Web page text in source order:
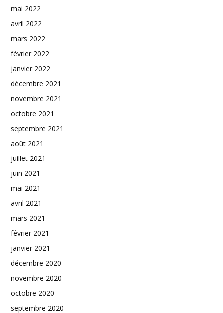
mai 2022
avril 2022
mars 2022
février 2022
janvier 2022
décembre 2021
novembre 2021
octobre 2021
septembre 2021
août 2021
juillet 2021
juin 2021
mai 2021
avril 2021
mars 2021
février 2021
janvier 2021
décembre 2020
novembre 2020
octobre 2020
septembre 2020